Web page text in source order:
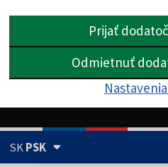
Prijať
Odmietnuť
SKPSK